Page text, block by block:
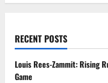
RECENT POSTS
Louis Rees-Zammit: Rising
Game